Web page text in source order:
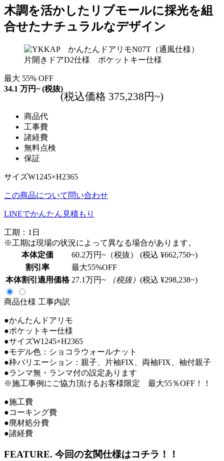
木調を活かしたリブモールに採光を組
合せたナチュラルなデザイン
最大 55% OFF
34.1 万円~(税抜)
(税込価格 375,238円~)
商品代
工事費
諸経費
無料点検
保証
サイズW1245×H2365
この商品について問い合わせ
LINEでかんたん見積もり
工期：1日
※工期は現場の状況によって異なる場合があります。
本体定価
60.2万円~（税抜）
(税込 ¥662,750~)
割引率
最大55%OFF
本体割引適用価格 27.1万円~ （税抜） (税込 ¥298,238~)
商品仕様 工事内訳
●かんたんドアリモ
●ポケットキー仕様
●サイズW1245×H2365
●モデル色：ショコラウォールナット
●枠バリエーション：親子、片袖FIX、両袖FIX、袖付親子
●ランマ無・ランマ付の設定あります
※施工事例にご協力頂けるお客様限定 最大55％OFF！！
●施工費
●コーキング費
●廃材処分費
●諸経費
FEATURE. 今回の玄関仕様はコチラ！！